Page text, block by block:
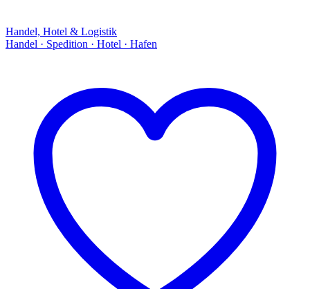
Handel, Hotel & Logistik
Handel · Spedition · Hotel · Hafen